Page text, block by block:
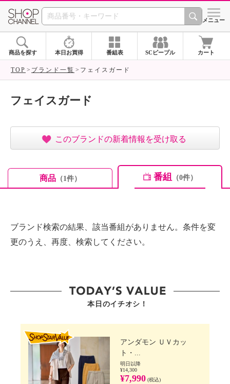
SHOP CHANNEL ショッ
メニュー
商品を探す 本日お買得 番組表 SCピープル カート
TOP ブランド一覧 フェイスガード
フェイスガード
このブランドの新着情報を受け取る
商品（1件） 番組 （0件）
ブランド検索の結果、該当番組がありません。条件を変
更のうえ、再度、検索してください。
本日のイチオシ！
アンダモン ＵＶカッ
ト・...
明日以降
¥14,300
¥7,990 (税込)